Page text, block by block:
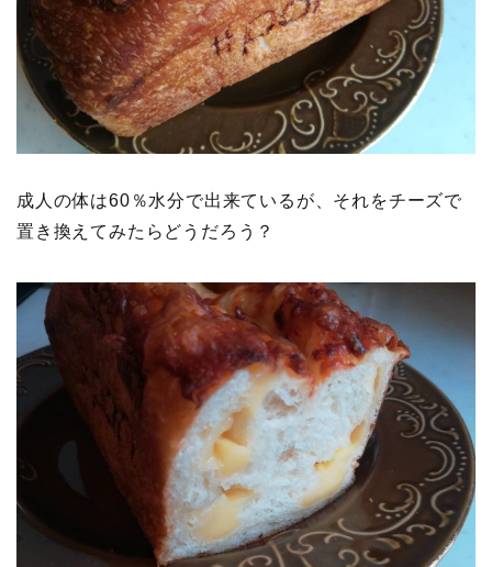
成人の体は60％水分で出来ているが、それをチーズで
置き換えてみたらどうだろう？